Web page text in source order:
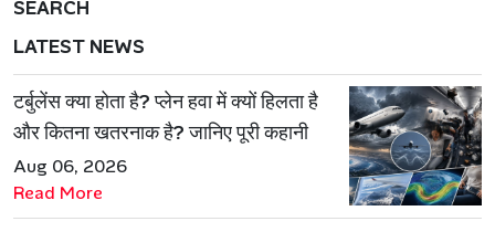
SEARCH
LATEST NEWS
टर्बुलेंस क्या होता है? प्लेन हवा में क्यों हिलता है
और कितना खतरनाक है? जानिए पूरी कहानी
Aug 06, 2026
Read More